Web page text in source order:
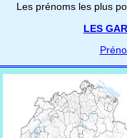
Les prénoms les plus
LES